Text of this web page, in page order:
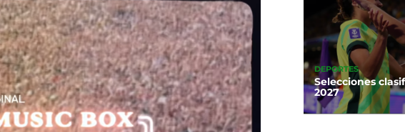
DEPORTES
Selecciones
2027